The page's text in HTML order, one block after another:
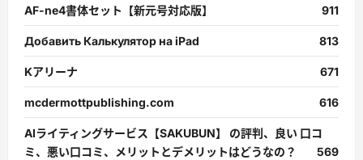
AF-ne4書体セット【新元号対応版】 911
Добавить Калькулятор на iPad 813
Kアリーナ 671
mcdermottpublishing.com 616
AIライティングサービス【SAKUBUN】 の評判、良い 口コ
ミ、悪い口コミ、メリットとデメリットはどうなの？
569